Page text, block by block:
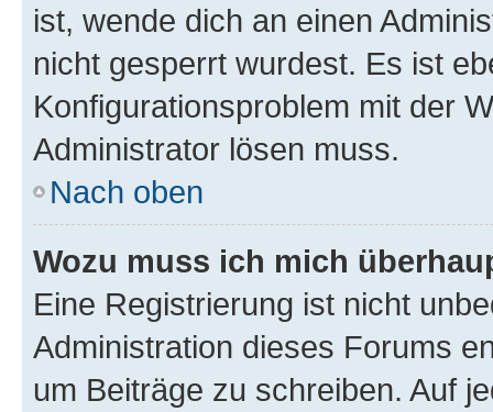
ist, wende dich an einen
nicht gesperrt wurdest. Es ist
Konfigurationsproblem mit der
Administrator lösen muss.
Nach oben
Wozu muss ich mich
Eine Registrierung ist nicht
Administration dieses Forums
um Beiträge zu schreiben. Auf